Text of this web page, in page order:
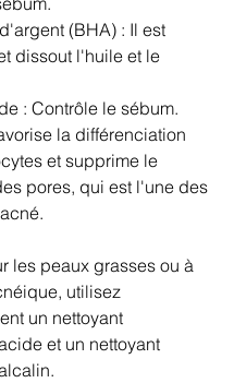
(BHA) : Il est
dissout l'huile et le
: Contrôle le sébum.
la différenciation
et supprime le
pores, qui est l'une des
les peaux grasses ou à
utilisez
un nettoyant
et un nettoyant